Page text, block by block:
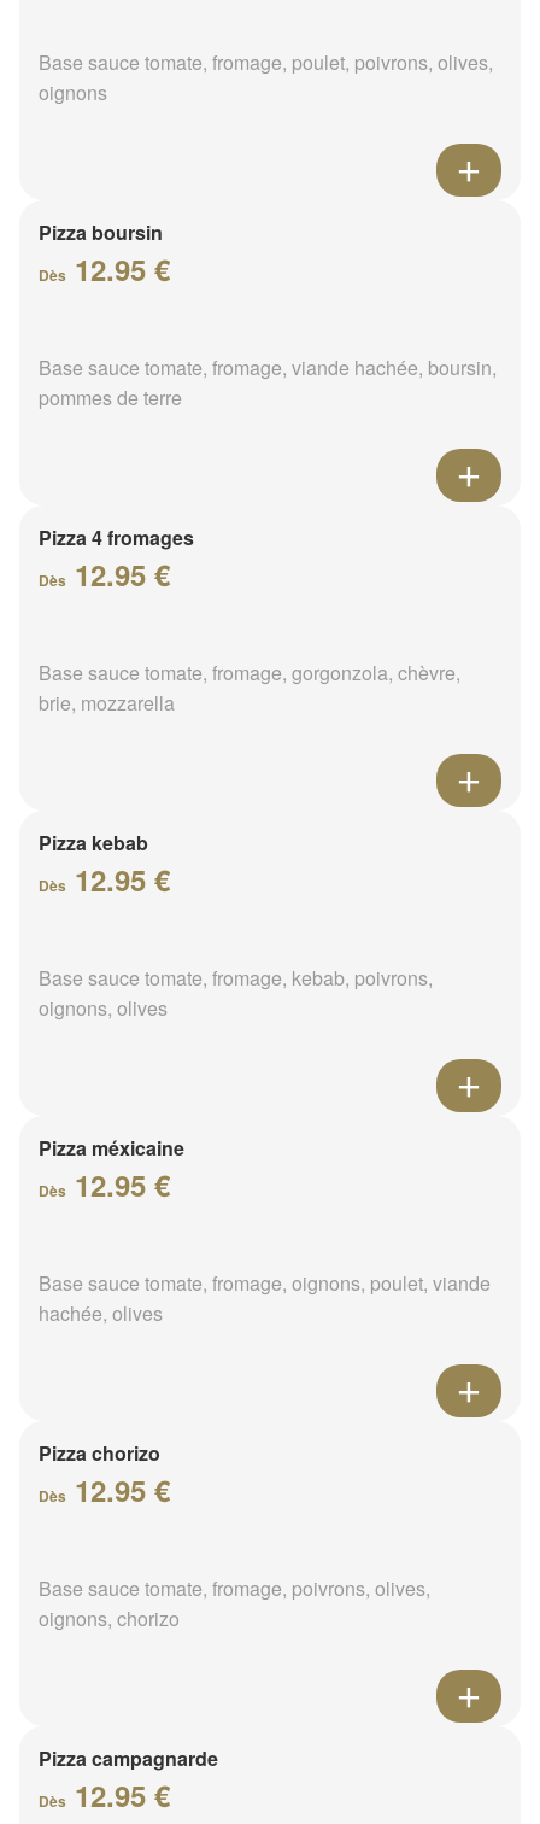
Base sauce tomate, fromage, poulet, poivrons, olives,
oignons
Pizza boursin
Dès 12.95 €
Base sauce tomate, fromage, viande hachée, boursin,
pommes de terre
Pizza 4 fromages
Dès 12.95 €
Base sauce tomate, fromage, gorgonzola, chèvre,
brie, mozzarella
Pizza kebab
Dès 12.95 €
Base sauce tomate, fromage, kebab, poivrons,
oignons, olives
Pizza méxicaine
Dès 12.95 €
Base sauce tomate, fromage, oignons, poulet, viande
hachée, olives
Pizza chorizo
Dès 12.95 €
Base sauce tomate, fromage, poivrons, olives,
oignons, chorizo
Pizza campagnarde
Dès 12.95 €